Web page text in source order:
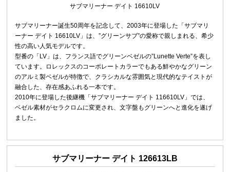
サブマリーナー デイト 16610LV
サブマリーナー誕生50周年を記念して、2003年に登場した「サブマリ
ーナー デイト 16610LV」は、”グリーンサブ”の愛称で親しまれる、希少
性の高い人気モデルです。
型番の「LV」は、フランス語でグリーンベゼルの”Lunette Verte”を表し
ています。ロレックスのコーポレートカラーでもある鮮やかなグリーン
のアルミ製ベゼルが特徴で、クラシカルな雰囲気と現代的なテイストが
融合した、存在感あふれる一本です。
2010年に登場した後継機「サブマリーナー デイト 116610LV」では、
ベゼル素材がセラクロムに変更され、文字盤もグリーンへと進化を遂げ
ました。
サブマリーナー デイト 126613LB